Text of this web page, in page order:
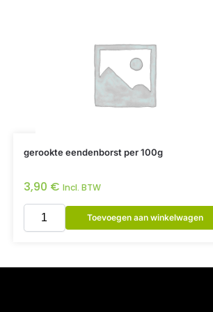
gerookte eendenborst per 100g
3,90 € Incl. BTW
Toevoegen aan winkelwagen